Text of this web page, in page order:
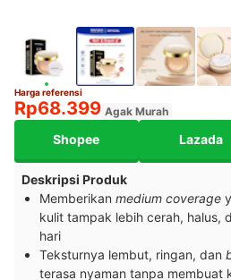
Harga referensi
Rp68.399 Agak Murah
Shopee Lazada
Deskripsi Produk
Memberikan medium coverage
kulit tampak lebih cerah, halus,
hari
Teksturnya lembut, ringan, dan
terasa nyaman tanpa membuat